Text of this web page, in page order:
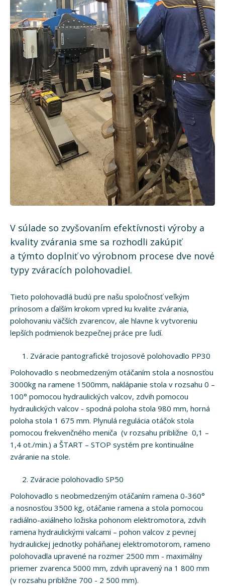
V súlade so zvyšovaním efektívnosti výroby a
kvality zvárania sme sa rozhodli zakúpiť
a týmto doplniť vo výrobnom procese dve nové
typy zváracích polohovadiel.
Tieto polohovadlá budú pre našu spoločnosť veľkým
prínosom a ďalším krokom vpred ku kvalite zvárania,
polohovaniu väčších zvarencov, ale hlavne k vytvoreniu
lepších podmienok bezpečnej práce pre ľudí.
Zváracie pantografické trojosové polohovadlo PP30
Polohovadlo s neobmedzeným otáčaním stola a nosnosťou
3000kg na ramene 1500mm, naklápanie stola v rozsahu 0 –
100° pomocou hydraulických valcov, zdvih pomocou
hydraulických valcov - spodná poloha stola 980 mm, horná
poloha stola 1 675 mm. Plynulá regulácia otáčok stola
pomocou frekvenčného meniča (v rozsahu približne 0,1 –
1,4 ot./min.) a ŠTART – STOP systém pre kontinuálne
zváranie na stole.
Zváracie polohovadlo SP50
Polohovadlo s neobmedzeným otáčaním ramena 0-360°
a nosnosťou 3500 kg, otáčanie ramena a stola pomocou
radiálno-axiálneho ložiska pohonom elektromotora, zdvih
ramena hydraulickými valcami – pohon valcov z pevnej
hydraulickej jednotky poháňanej elektromotorom, rameno
polohovadla upravené na rozmer 2500 mm - maximálny
priemer zvarenca 5000 mm, zdvih upravený na 1 800 mm
(v rozsahu približne 700 - 2 500 mm).